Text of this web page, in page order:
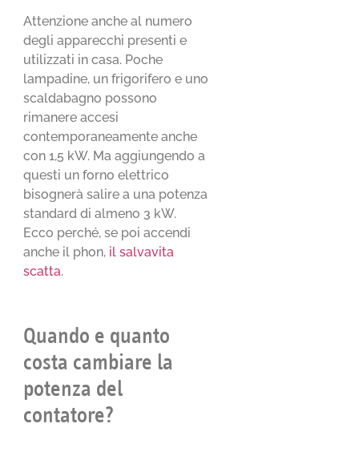
Attenzione anche al numero
degli apparecchi presenti e
utilizzati in casa. Poche
lampadine, un frigorifero e uno
scaldabagno possono
rimanere accesi
contemporaneamente anche
con 1,5 kW. Ma aggiungendo a
questi un forno elettrico
bisognerà salire a una potenza
standard di almeno 3 kW.
Ecco perché, se poi accendi
anche il phon, il salvavita
scatta.
Quando e quanto
costa cambiare la
potenza del
contatore?